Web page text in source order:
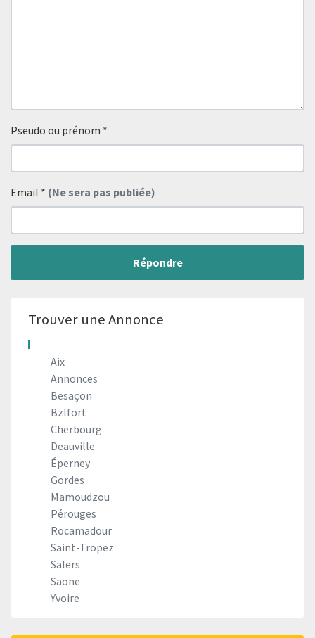
Pseudo ou prénom *
Email * (Ne sera pas publiée)
Répondre
Trouver une Annonce
Aix
Annonces
Besaçon
Bzlfort
Cherbourg
Deauville
Éperney
Gordes
Mamoudzou
Pérouges
Rocamadour
Saint-Tropez
Salers
Saone
Yvoire